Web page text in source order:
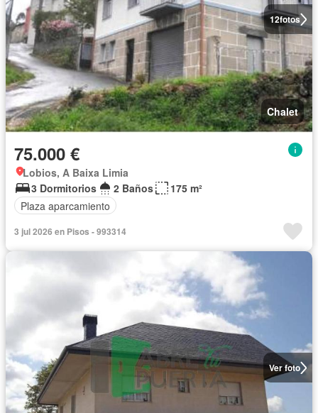
12fotos
Chalet
75.000 €
Lobios, A Baixa Limia
3 Dormitorios
2 Baños
175 m²
Plaza aparcamiento
3 jul 2026 en Pisos - 993314
Ver foto